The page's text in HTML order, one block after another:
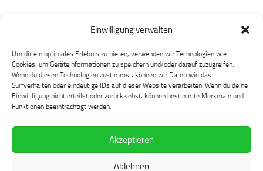
Einwilligung verwalten
Um dir ein optimales Erlebnis zu bieten, verwenden wir Technologien wie
Cookies, um Geräteinformationen zu speichern und/oder darauf zuzugreifen.
Wenn du diesen Technologien zustimmst, können wir Daten wie das
Surfverhalten oder eindeutige IDs auf dieser Website verarbeiten. Wenn du deine
Einwillligung nicht erteilst oder zurückziehst, können bestimmte Merkmale und
Funktionen beeinträchtigt werden.
Akzeptieren
Ablehnen
Mastodon